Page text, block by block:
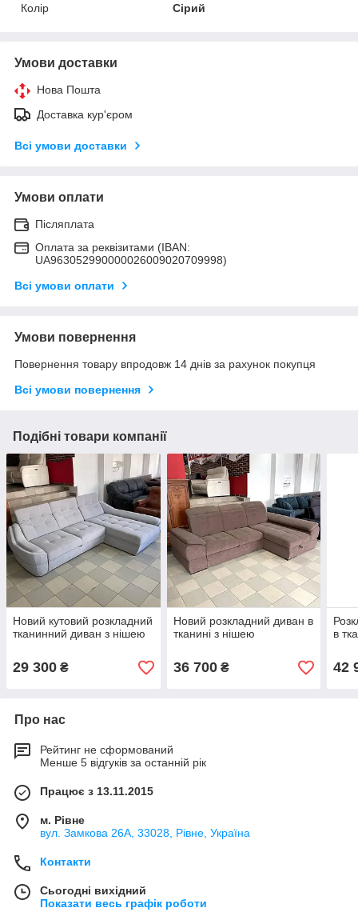
Колір
Сірий
Умови доставки
Нова Пошта
Доставка кур'єром
Всі умови доставки
Умови оплати
Післяплата
Оплата за реквізитами (IBAN:
UA963052990000026009020709998)
Всі умови оплати
Умови повернення
Повернення товару впродовж 14 днів за рахунок покупця
Всі умови повернення
Подібні товари компанії
Новий кутовий розкладний
тканинний диван з нішею
29 300 ₴
Новий розкладний диван в
тканині з нішею
36 700₴
в
42
Про нас
Рейтинг не сформований
Менше 5 відгуків за останній рік
Працює з 13.11.2015
м. Рівне
вул. Замкова 26А, 33028, Рівне, Україна
Контакти
Сьогодні вихідний
Показати весь графік роботи